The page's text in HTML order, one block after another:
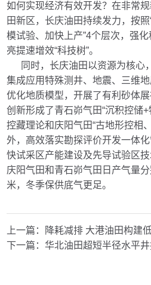
如何实现经济有效开发？在非常
田新区，长庆油田持续发力，按
模试验、加快上产”4个层次，强
亮提速增效“科技树”。
同时，长庆油田以资源为核心
集成应用特殊测井、地震、三维
优化地质模型，开展了有利砂体
创新形成了青石峁气田“沉积控储
控藏理论和庆阳气田“古地形控相
外，高效落实勘探评价开发一体
快试采区产能建设及先导试验区
庆阳气田和青石峁气田日产气量
米，冬季保供底气更足。
上一篇：
降耗减排 大港油田构建
下一篇：华北油田超短半径水平